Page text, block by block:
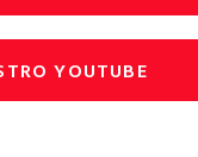
YOUTUBE